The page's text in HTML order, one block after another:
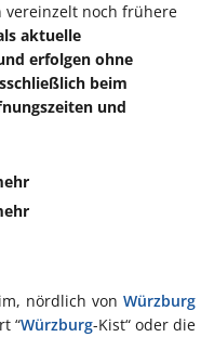
vereinzelt noch frühere
aktuelle
erfolgen ohne
beim
und
nördlich von Würzburg
“Würzburg-Kist“ oder die